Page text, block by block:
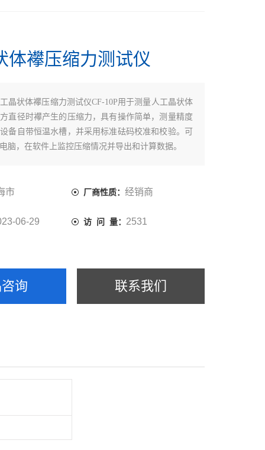
体襻压缩力测试仪
晶状体襻压缩力测试仪CF-10P用于测量人工晶状体
直径时襻产生的压缩力，具有操作简单，测量精度
备自带恒温水槽，并采用标准砝码校准和校验。可
脑，在软件上监控压缩情况并导出和计算数据。
市 厂商性质： 经销商
06-29 访 问 量： 2531
询 联系我们